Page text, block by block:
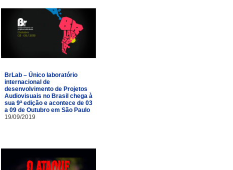
BrLab – Único laboratório
internacional de
desenvolvimento de Projetos
Audiovisuais no Brasil chega à
sua 9ª edição e acontece de 03
a 09 de Outubro em São Paulo
19/09/2019